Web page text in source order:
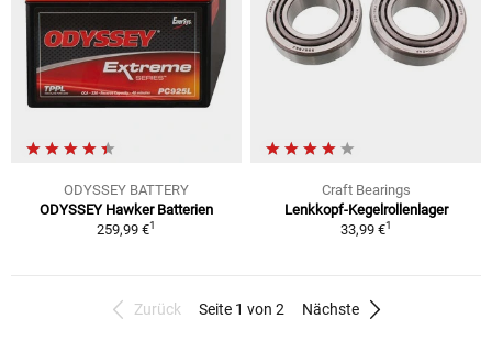
ODYSSEY BATTERY
ODYSSEY Hawker Batterien
259,99 €1
Craft Bearings
Lenkkopf-Kegelrollenlager
33,99 €1
Zurück Seite 1 von 2 Nächste